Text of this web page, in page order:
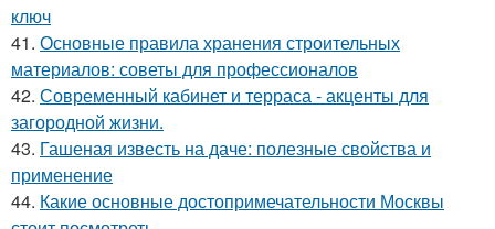
ключ
41. Основные правила хранения строительных
материалов: советы для профессионалов
42. Современный кабинет и терраса - акценты для
загородной жизни.
43. Гашеная известь на даче: полезные свойства и
применение
44. Какие основные достопримечательности Москвы